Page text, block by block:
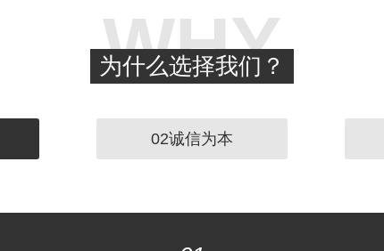
WHY
为什么选择我们？
02诚信为本